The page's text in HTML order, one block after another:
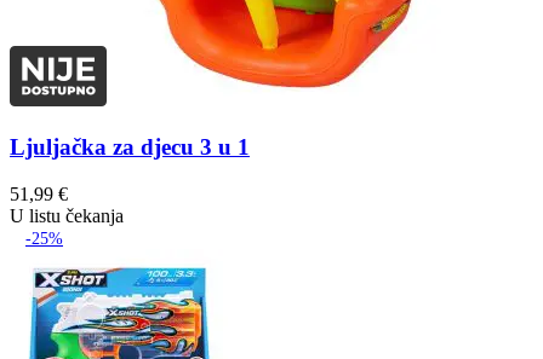
Ljuljačka za djecu 3 u 1
51,99 €
U listu čekanja
-25%